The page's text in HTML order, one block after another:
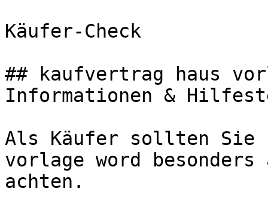
Käufer-Check
## kaufvertrag haus
Informationen &
Als Käufer sollten Sie
vorlage word
achten.